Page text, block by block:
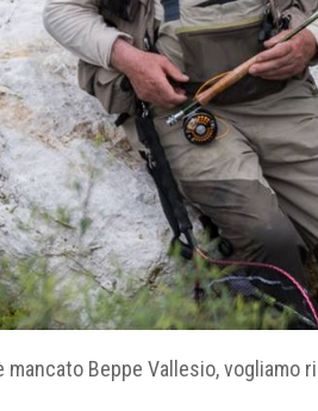
mancato Beppe Vallesio, vogliamo